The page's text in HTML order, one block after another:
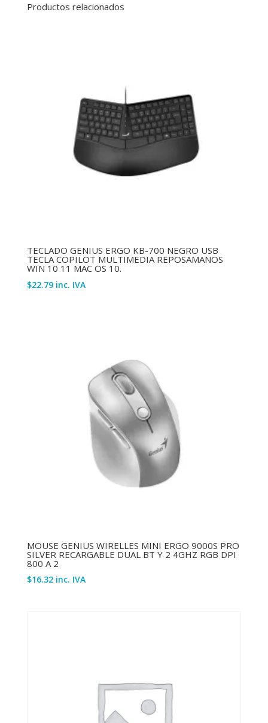
Productos relacionados
TECLADO GENIUS ERGO KB-700 NEGRO USB
TECLA COPILOT MULTIMEDIA REPOSAMANOS
WIN 10 11 MAC OS 10.
$22.79 inc. IVA
MOUSE GENIUS WIRELLES MINI ERGO 9000S PRO
SILVER RECARGABLE DUAL BT Y 2 4GHZ RGB DPI
800 A 2
$16.32 inc. IVA